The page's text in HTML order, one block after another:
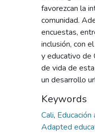
favorezcan la
comunidad.
encuestas,
inclusión, con
y educativo de
de vida de
un desarrollo
Keywords
Cali,
Adapted